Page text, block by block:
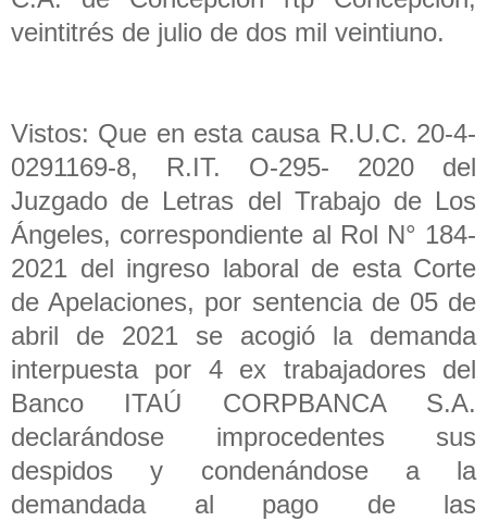
veintitrés de julio de dos mil veintiuno.
Vistos: Que en esta causa R.U.C. 20-4-
0291169-8, R.IT. O-295- 2020 del
Juzgado de Letras del Trabajo de Los
Ángeles, correspondiente al Rol N° 184-
2021 del ingreso laboral de esta Corte
de Apelaciones, por sentencia de 05 de
abril de 2021 se acogió la demanda
interpuesta por 4 ex trabajadores del
Banco ITAÚ CORPBANCA S.A.
declarándose improcedentes sus
despidos y condenándose a la
demandada al pago de las